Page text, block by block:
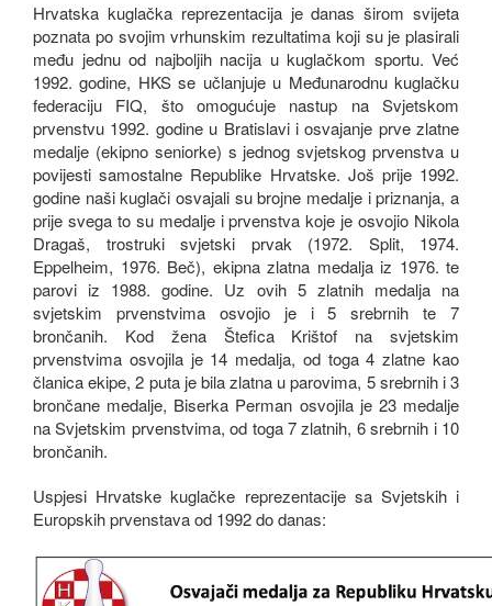
Hrvatska kuglačka reprezentacija je danas širom svijeta
poznata po svojim vrhunskim rezultatima koji su je plasirali
među jednu od najboljih nacija u kuglačkom sportu. Već
1992. godine, HKS se učlanjuje u Međunarodnu kuglačku
federaciju FIQ, što omogućuje nastup na Svjetskom
prvenstvu 1992. godine u Bratislavi i osvajanje prve zlatne
medalje (ekipno seniorke) s jednog svjetskog prvenstva u
povijesti samostalne Republike Hrvatske. Još prije 1992.
godine naši kuglači osvajali su brojne medalje i priznanja, a
prije svega to su medalje i prvenstva koje je osvojio Nikola
Dragaš, trostruki svjetski prvak (1972. Split, 1974.
Eppelheim, 1976. Beč), ekipna zlatna medalja iz 1976. te
parovi iz 1988. godine. Uz ovih 5 zlatnih medalja na
svjetskim prvenstvima osvojio je i 5 srebrnih te 7
brončanih. Kod žena Štefica Krištof na svjetskim
prvenstvima osvojila je 14 medalja, od toga 4 zlatne kao
članica ekipe, 2 puta je bila zlatna u parovima, 5 srebrnih i 3
brončane medalje, Biserka Perman osvojila je 23 medalje
na Svjetskim prvenstvima, od toga 7 zlatnih, 6 srebrnih i 10
brončanih.
Uspjesi Hrvatske kuglačke reprezentacije sa Svjetskih i
Europskih prvenstava od 1992 do danas: